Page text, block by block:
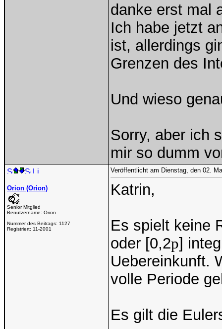
danke erst mal
Ich habe jetzt
ist, allerdings
Grenzen des
Und wieso
Sorry, aber ich
mir so dumm
Orion (Orion)
Senior Mitglied
Benutzername: Orion
Nummer des Beitrags: 1127
Registriert: 11-2001
Veröffentlicht am Dienstag, den 02.
Katrin,
Es spielt keine
oder [0,2p]
Uebereinkunft.
volle Periode
Es gilt die